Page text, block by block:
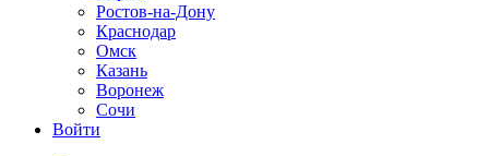
Ростов-на-Дону
Краснодар
Омск
Казань
Воронеж
Сочи
Войти